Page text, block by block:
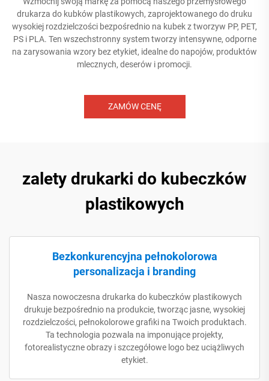
drukarza do kubków plastikowych, zaprojektowanego do druku
wysokiej rozdzielczości bezpośrednio na kubek z tworzyw PP, PET,
PS i PLA. Ten wszechstronny system tworzy intensywne, odporne
na zarysowania wzory bez etykiet, idealne do napojów, produktów
mlecznych, deserów i promocji.
ZAMÓW CENĘ
zalety drukarki do kubeczków
plastikowych
Bezkonkurencyjna pełnokolorowa
personalizacja i branding
Nasza nowoczesna drukarka do kubeczków plastikowych
drukuje bezpośrednio na produkcie, tworząc jasne, wysokiej
rozdzielczości, pełnokolorowe grafiki na Twoich produktach.
Ta technologia pozwala na imponujące projekty,
fotorealistyczne obrazy i szczegółowe logo bez uciążliwych
etykiet.